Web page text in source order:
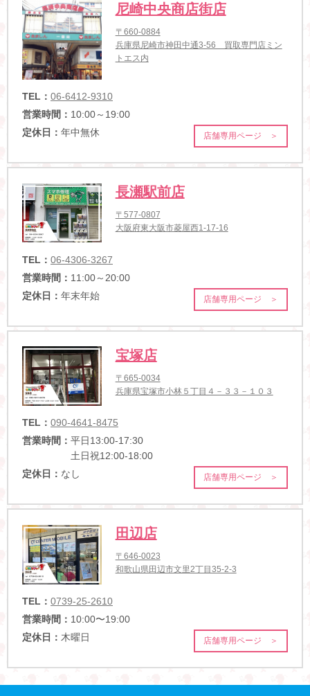
尼崎中央商店街店
〒660-0884
兵庫県尼崎市神田中通3-56 買取専門店ミン
トエス内
TEL： 06-6412-9310
営業時間： 10:00～19:00
定休日： 年中無休 店舗専用ページ ＞
長瀬駅前店
〒577-0807
大阪府東大阪市菱屋西1-17-16
TEL： 06-4306-3267
営業時間： 11:00～20:00
定休日： 年末年始 店舗専用ページ ＞
宝塚店
〒665-0034
兵庫県宝塚市小林５丁目４－３３－１０３
TEL： 090-4641-8475
営業時間： 平日13:00-17:30
土日祝12:00-18:00
定休日： なし 店舗専用ページ ＞
田辺店
〒646-0023
和歌山県田辺市文里2丁目35-2-3
TEL： 0739-25-2610
営業時間： 10:00〜19:00
定休日： 木曜日 店舗専用ページ ＞